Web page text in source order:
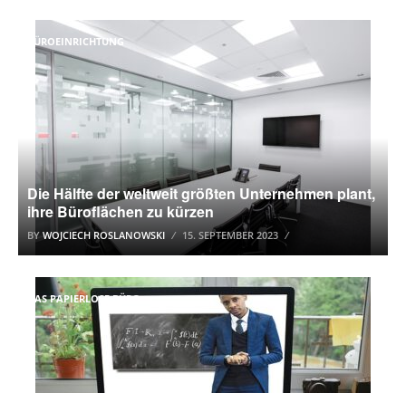
BÜROEINRICHTUNG
Die Hälfte der weltweit größten Unternehmen plant,
ihre Büroflächen zu kürzen
BY WOJCIECH ROSLANOWSKI 15. SEPTEMBER 2023
DAS PAPIERLOSE BÜRO